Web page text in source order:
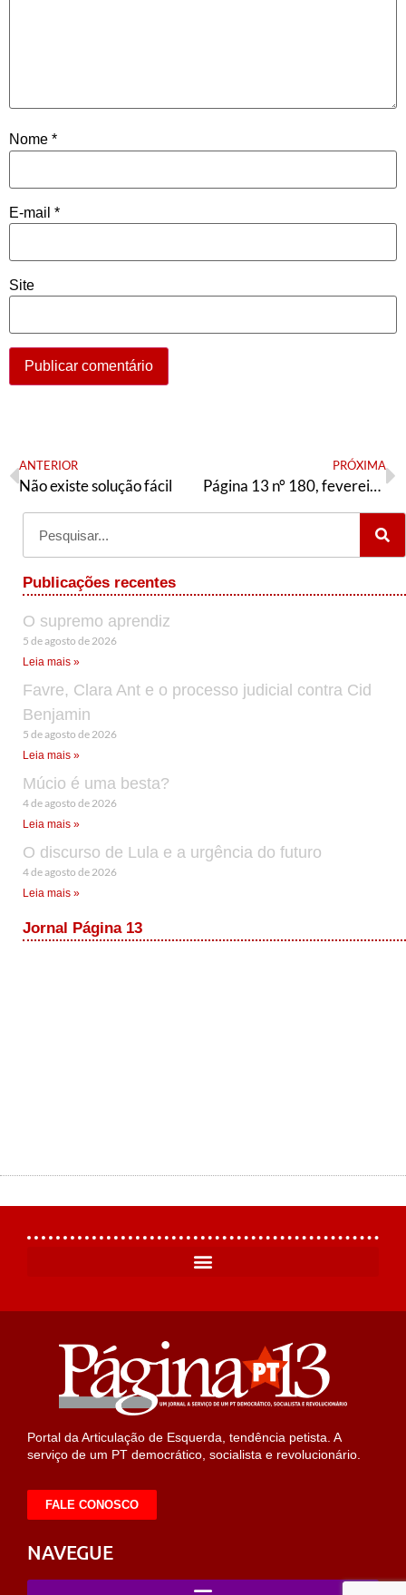
Nome *
E-mail *
Site
ANTERIOR
Não existe solução fácil
PRÓXIMA
Página 13 n° 180, fevereiro de 2018
Publicações recentes
O supremo aprendiz
5 de agosto de 2026
Leia mais »
Favre, Clara Ant e o processo judicial contra Cid
Benjamin
5 de agosto de 2026
Leia mais »
Múcio é uma besta?
4 de agosto de 2026
Leia mais »
O discurso de Lula e a urgência do futuro
4 de agosto de 2026
Leia mais »
Jornal Página 13
Portal da Articulação de Esquerda, tendência petista. A
serviço de um PT democrático, socialista e revolucionário.
FALE CONOSCO
NAVEGUE